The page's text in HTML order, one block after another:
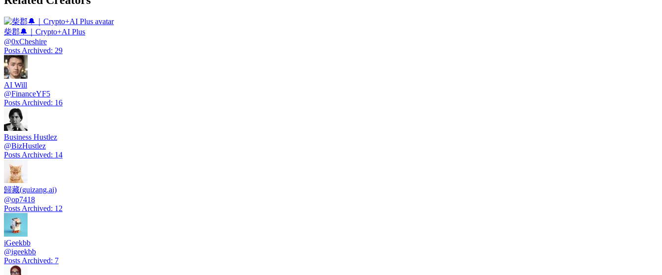
柴郡🔔｜Crypto+AI Plus
@0xCheshire
Posts Archived: 29
AI Will
@FinanceYF5
Posts Archived: 16
Business Hustlez
@BizHustlez
Posts Archived: 14
歸藏(guizang.ai)
@op7418
Posts Archived: 12
iGeekbb
@igeekbb
Posts Archived: 7